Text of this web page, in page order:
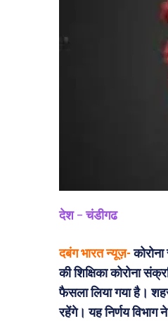
देश–चंडीगढ
दबंग भारत न्यूज़-
की शिक्षिका कोरोना
फैसला लिया गया है।
रहेंगे। यह निर्णय